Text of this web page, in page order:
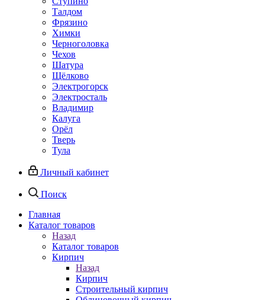
Талдом
Фрязино
Химки
Черноголовка
Чехов
Шатура
Щёлково
Электрогорск
Электросталь
Владимир
Калуга
Орёл
Тверь
Тула
Личный кабинет
Поиск
Главная
Каталог товаров
Назад
Каталог товаров
Кирпич
Назад
Кирпич
Строительный кирпич